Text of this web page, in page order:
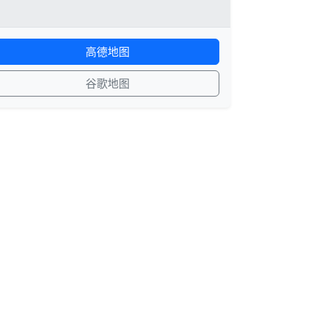
高德地图
谷歌地图